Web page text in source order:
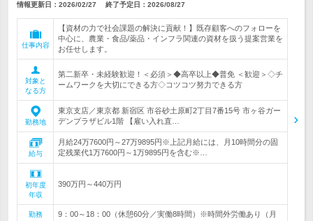
情報更新日：2026/02/27 終了予定日： 2026/08/27
仕事内容
【資材の力で社会課題の解決に貢献！】既存顧客へのフォローを
中心に、農業・食品/薬品・インフラ関連の資材を扱う提案営業を
お任せします。
対象と
なる方
第二新卒・未経験歓迎！＜必須＞◆高卒以上◆普免 ＜歓迎＞◇チ
ームワークを大切にできる方◇コツコツ努力できる方
勤務地
東京支店／東京都 新宿区 市谷砂土原町2丁目7番15号 市ヶ谷ガー
デンプラザビル1階 【雇い入れ直…
給与
月給24万7600円～27万9895円※上記月給には、月10時間分の固
定残業代1万7600円～1万9895円を含む※…
初年度
年収
390万円～440万円
勤務
9：00～18：00（休憩60分／実働8時間）※時間外労働あり（月